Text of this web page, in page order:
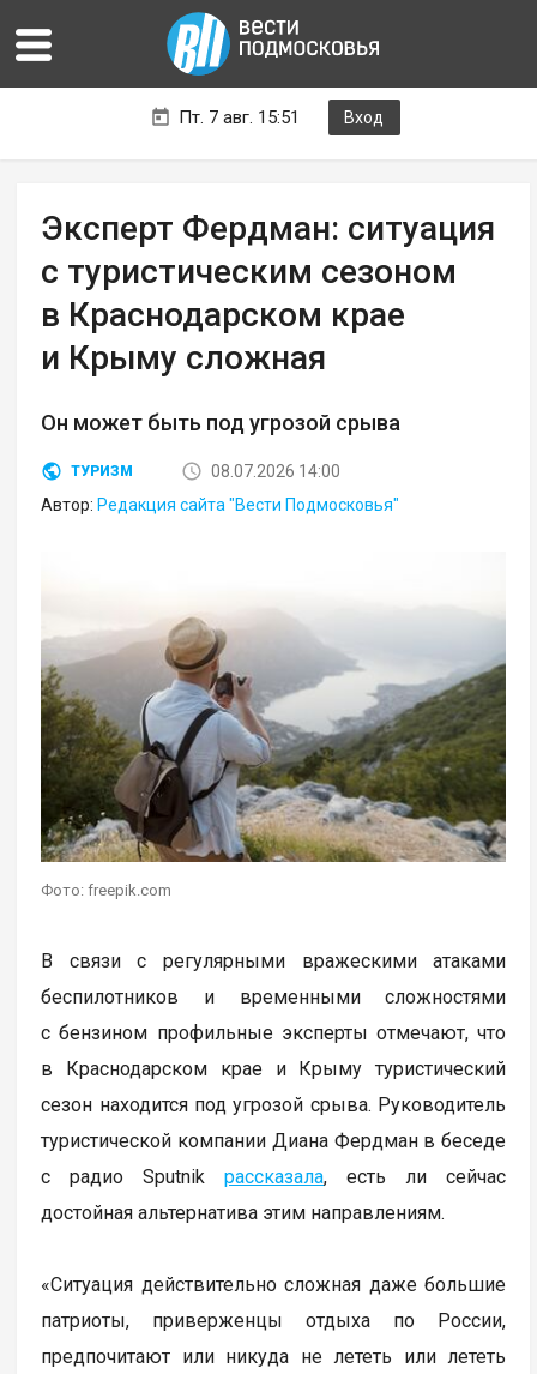
Пт. 7 авг. 15:51 Вход
Эксперт Фердман: ситуация
с туристическим сезоном
в Краснодарском крае
и Крыму сложная
Он может быть под угрозой срыва
ТУРИЗМ
08.07.2026 14:00
Автор: Редакция сайта "Вести Подмосковья"
Фото: freepik.com
В связи с регулярными вражескими атаками
беспилотников и временными сложностями
с бензином профильные эксперты отмечают, что
в Краснодарском крае и Крыму туристический
сезон находится под угрозой срыва. Руководитель
туристической компании Диана Фердман в беседе
с радио Sputnikрассказала, есть ли сейчас
достойная альтернатива этим направлениям.
«Ситуация действительно сложная даже большие
патриоты, приверженцы отдыха по России,
предпочитают или никуда не лететь или лететь